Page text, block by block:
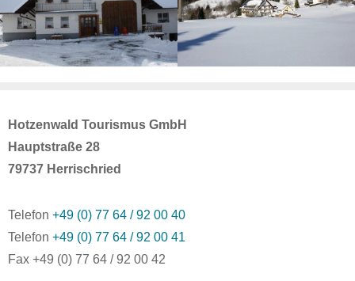
Hotzenwald Tourismus GmbH
Hauptstraße 28
79737 Herrischried
Telefon +49 (0) 77 64 / 92 00 40
Telefon +49 (0) 77 64 / 92 00 41
Fax +49 (0) 77 64 / 92 00 42